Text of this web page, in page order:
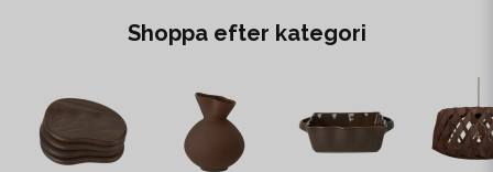
Shoppa efter kategori